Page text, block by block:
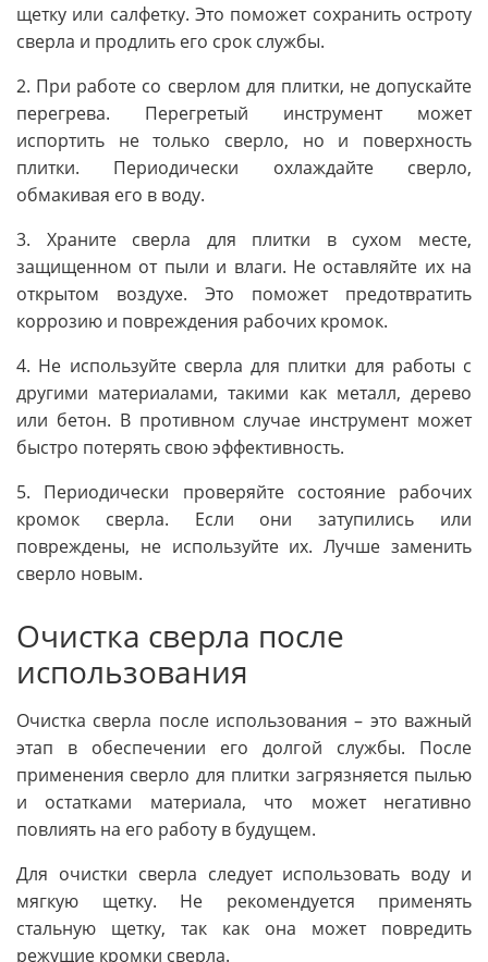
щетку или салфетку. Это поможет сохранить остроту
сверла и продлить его срок службы.
2. При работе со сверлом для плитки, не допускайте
перегрева. Перегретый инструмент может
испортить не только сверло, но и поверхность
плитки. Периодически охлаждайте сверло,
обмакивая его в воду.
3. Храните сверла для плитки в сухом месте,
защищенном от пыли и влаги. Не оставляйте их на
открытом воздухе. Это поможет предотвратить
коррозию и повреждения рабочих кромок.
4. Не используйте сверла для плитки для работы с
другими материалами, такими как металл, дерево
или бетон. В противном случае инструмент может
быстро потерять свою эффективность.
5. Периодически проверяйте состояние рабочих
кромок сверла. Если они затупились или
повреждены, не используйте их. Лучше заменить
сверло новым.
Очистка сверла после
использования
Очистка сверла после использования – это важный
этап в обеспечении его долгой службы. После
применения сверло для плитки загрязняется пылью
и остатками материала, что может негативно
повлиять на его работу в будущем.
Для очистки сверла следует использовать воду и
мягкую щетку. Не рекомендуется применять
стальную щетку, так как она может повредить
режущие кромки сверла.